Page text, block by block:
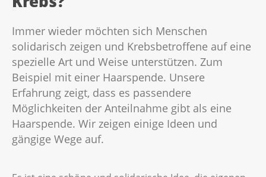
Immer wieder möchten sich Menschen
solidarisch zeigen und Krebsbetroffene auf eine
spezielle Art und Weise unterstützen. Zum
Beispiel mit einer Haarspende. Unsere
Erfahrung zeigt, dass es passendere
Möglichkeiten der Anteilnahme gibt als eine
Haarspende. Wir zeigen einige Ideen und
gängige Wege auf.